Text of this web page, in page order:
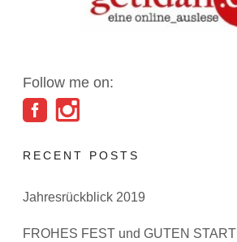
Follow me on:
RECENT POSTS
Jahresrückblick 2019
FROHES FEST und GUTEN START